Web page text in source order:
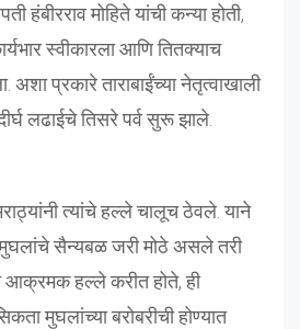
हंबीरराव मोहिते यांची कन्या होती,
स्वीकारला आणि तितक्याच
अशा प्रकारे ताराबाईंच्या नेतृत्वाखाली
लढाईचे तिसरे पर्व सुरू झाले.
त्यांचे हल्ले चालूच ठेवले. याने
सैन्यबळ जरी मोठे असले तरी
आक्रमक हल्ले करीत होते, ही
मुघलांच्या बरोबरीची होण्यात